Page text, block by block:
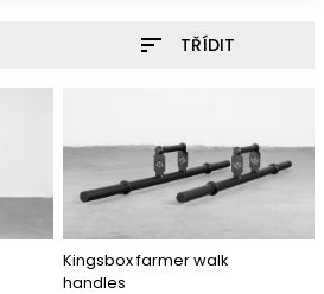
sort TŘÍDIT
Kingsbox farmer walk
handles